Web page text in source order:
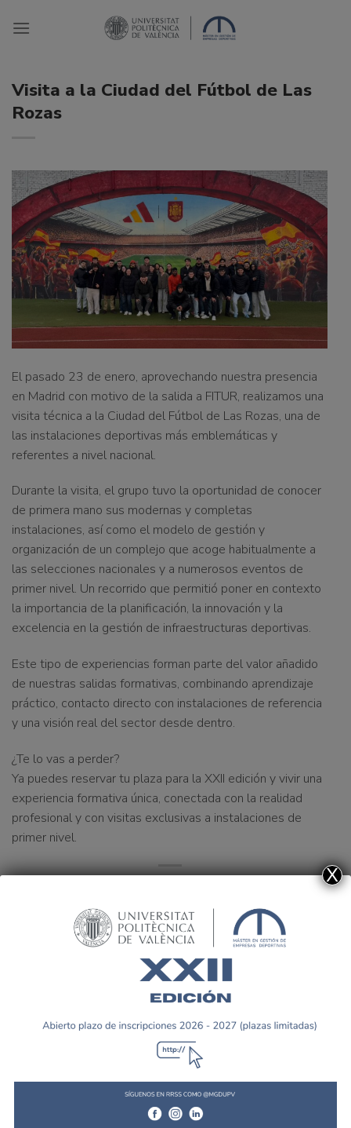
Visita a la Ciudad del Fútbol de Las
Rozas
El pasado 23 de enero, aprovechando nuestra presencia
en Madrid con motivo de la salida a FITUR, realizamos una
visita técnica a la Ciudad del Fútbol de Las Rozas, una de
las instalaciones deportivas más emblemáticas y
referentes a nivel nacional.
Durante la visita, el grupo tuvo la oportunidad de conocer
de primera mano sus modernas y completas
instalaciones, así como el modelo de gestión y
organización de un complejo que acoge habitualmente a
las selecciones nacionales y a numerosos eventos de
primer nivel. Un recorrido que permitió poner en contexto
la importancia de la planificación, la innovación y la
excelencia en la gestión de infraestructuras deportivas.
Este tipo de experiencias forman parte del valor añadido
de nuestras salidas formativas, combinando aprendizaje
práctico, contacto directo con instalaciones de referencia
y una visión real del sector desde dentro.
¿Te lo vas a perder?
Ya puedes reservar tu plaza para la XXII edición y vivir una
experiencia formativa única, conectada con la realidad
profesional y con visitas exclusivas a instalaciones de
primer nivel.
JORNADA
X